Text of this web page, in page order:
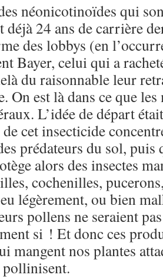
néonicotinoïdes qui
déjà 24 ans de carrière
des lobbys (en
Bayer, celui qui a
du raisonnable leur
On est là dans ce que
L’idée de départ
de cet insecticide
prédateurs du sol, puis
alors des insectes
cochenilles,
légèrement, ou bien
pollens ne seraient
si ! Et donc ces
mangent nos plantes